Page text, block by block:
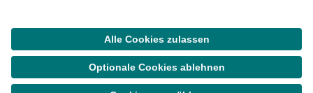
©Asklepios Kliniken GmbH & Co. KGaA 2026